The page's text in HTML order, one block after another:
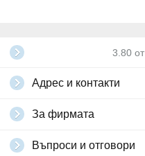
3.80 от
Адрес и контакти
За фирмата
Въпроси и отговори